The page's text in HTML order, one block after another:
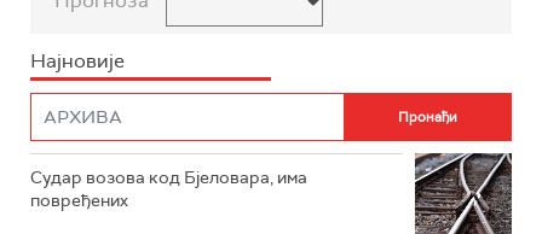
Најновије
Судар возова код Бјеловара, има
повређених